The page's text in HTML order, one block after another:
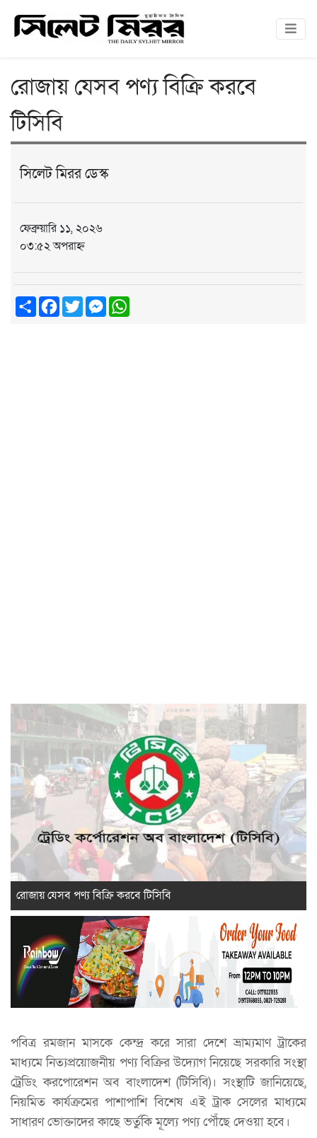
রোজায় যেসব পণ্য বিক্রি করবে
টিসিবি
সিলেট মিরর ডেস্ক
ফেব্রুয়ারি ১১, ২০২৬
০৩:৫২ অপরাহ্ন
ShareFacebook
TwitterMessenger
রোজায় যেসব পণ্য বিক্রি করবে টিসিবি
পবিত্র রমজান মাসকে কেন্দ্র করে সারা দেশে ভ্রাম্যমাণ ট্রাকের
মাধ্যমে নিত্যপ্রয়োজনীয় পণ্য বিক্রির উদ্যোগ নিয়েছে সরকারি সংস্থা
ট্রেডিং করপোরেশন অব বাংলাদেশ (টিসিবি)। সংস্থাটি জানিয়েছে,
নিয়মিত কার্যক্রমের পাশাপাশি বিশেষ এই ট্রাক সেলের মাধ্যমে
সাধারণ ভোক্তাদের কাছে ভর্তুকি মূল্যে পণ্য পৌঁছে দেওয়া হবে।